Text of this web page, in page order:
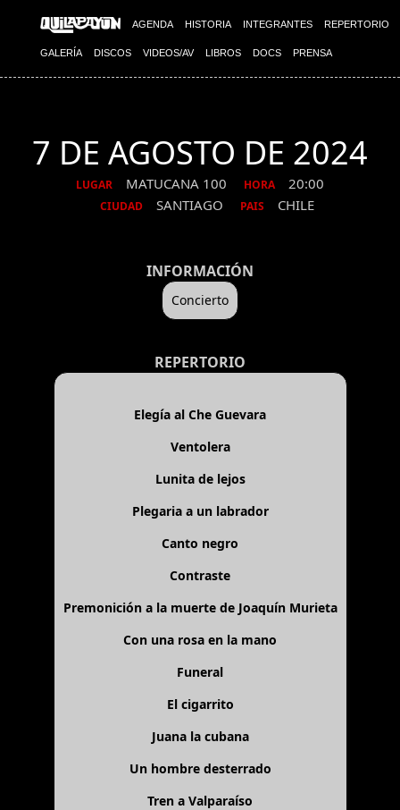
AGENDA HISTORIA INTEGRANTES REPERTORIO
GALERÍA DISCOS VIDEOS/AV LIBROS DOCS PRENSA
7 DE AGOSTO DE 2024
LUGAR MATUCANA 100 HORA 20:00
CIUDAD SANTIAGO PAIS CHILE
INFORMACIÓN
Concierto
REPERTORIO
Elegía al Che Guevara
Ventolera
Lunita de lejos
Plegaria a un labrador
Canto negro
Contraste
Premonición a la muerte de Joaquín Murieta
Con una rosa en la mano
Funeral
El cigarrito
Juana la cubana
Un hombre desterrado
Tren a Valparaíso